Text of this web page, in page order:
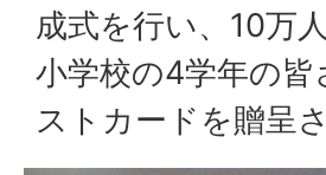
成式を行い、10万
小学校の4学年の
ストカードを贈呈